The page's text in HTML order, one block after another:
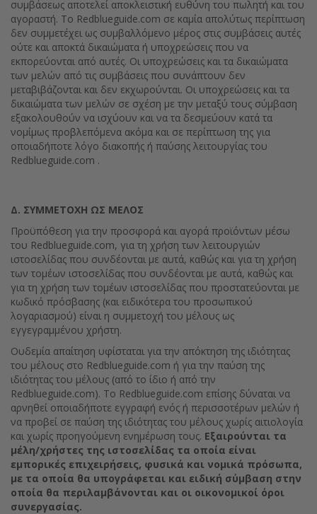
συμβάσεως αποτελεί αποκλειστική ευθύνη του πωλητή και του
αγοραστή. Το Redblueguide.com σε καμία απολύτως περίπτωση
δεν συμμετέχει ως συμβαλλόμενο μέρος στις συμβάσεις αυτές
ούτε και αποκτά δικαιώματα ή υποχρεώσεις που να
εκπορεύονται από αυτές. Οι υποχρεώσεις και τα δικαιώματα
των μελών από τις συμβάσεις που συνάπτουν δεν
μεταβιβάζονται και δεν εκχωρούνται. Οι υποχρεώσεις και τα
δικαιώματα των μελών σε σχέση με την μεταξύ τους σύμβαση
εξακολουθούν να ισχύουν και να τα δεσμεύουν κατά τα
νομίμως προβλεπόμενα ακόμα και σε περίπτωση της για
οποιαδήποτε λόγο διακοπής ή παύσης λειτουργίας του
Redblueguide.com .
Δ. ΣΥΜΜΕΤΟΧΗ ΩΣ ΜΕΛΟΣ
Προϋπόθεση για την προσφορά και αγορά προϊόντων μέσω
του Redblueguide.com, για τη χρήση των λειτουργιών
ιστοσελίδας που συνδέονται με αυτά, καθώς και για τη χρήση
των τομέων ιστοσελίδας που συνδέονται με αυτά, καθώς και
για τη χρήση των τομέων ιστοσελίδας που προστατεύονται με
κωδικό πρόσβασης (και ειδικότερα του προσωπικού
λογαριασμού) είναι η συμμετοχή του μέλους ως
εγγεγραμμένου χρήστη.
Ουδεμία απαίτηση υφίσταται για την απόκτηση της ιδιότητας
του μέλους στο Redblueguide.com ή για την παύση της
ιδιότητας του μέλους (από το ίδιο ή από την
Redblueguide.com). Το Redblueguide.com επίσης δύναται να
αρνηθεί οποιαδήποτε εγγραφή ενός ή περισσοτέρων μελών ή
να προβεί σε παύση της ιδιότητας του μέλους χωρίς αιτιολογία
και χωρίς προηγούμενη ενημέρωση τους. Εξαιρούνται τα
μέλη/χρήστες της ιστοσελίδας τα οποία είναι
εμπορικές επιχειρήσεις, φυσικά και νομικά πρόσωπα,
με τα οποία θα υπογράφεται και ειδική σύμβαση στην
οποία θα περιλαμβάνονται και οι οικονομικοί όροι
συνεργασίας.